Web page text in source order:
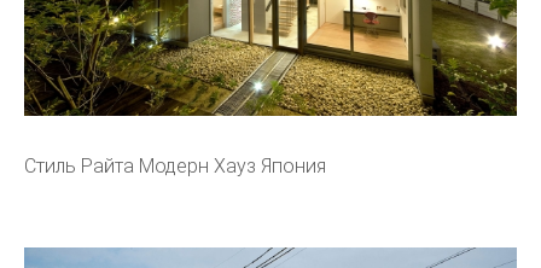
Стиль Райта Модерн Хауз Япония